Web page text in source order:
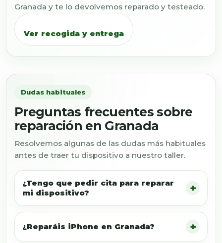
Granada y te lo devolvemos reparado y testeado.
Ver recogida y entrega
Dudas habituales
Preguntas frecuentes sobre
reparación en Granada
Resolvemos algunas de las dudas más habituales
antes de traer tu dispositivo a nuestro taller.
¿Tengo que pedir cita para reparar
mi dispositivo?
¿Reparáis iPhone en Granada?